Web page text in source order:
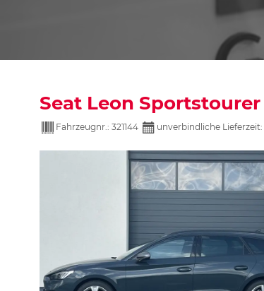
Seat Leon Sportstourer
Fahrzeugnr.: 321144 unverbindliche Lieferzeit: